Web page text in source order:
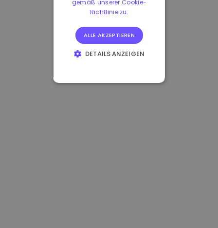
gemäß unserer Cookie-
Richtlinie zu.
ALLE AKZEPTIEREN
DETAILS ANZEIGEN